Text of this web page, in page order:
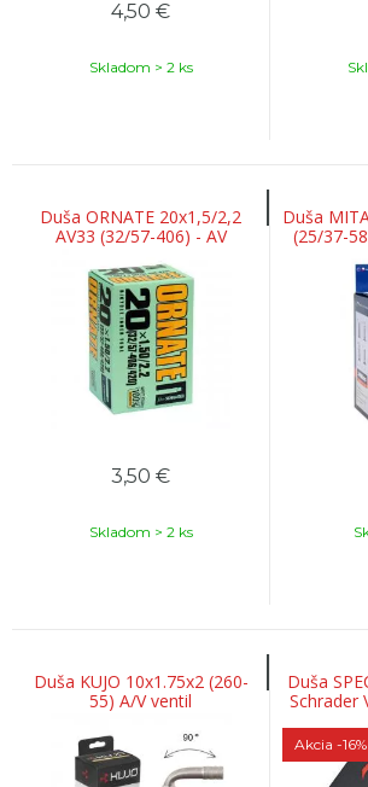
4,50 €
Skladom > 2 ks
Duša ORNATE 20x1,5/2,2
AV33 (32/57-406) - AV
3,50 €
Skladom > 2 ks
Duša
(25/37-
Duša KUJO 10x1.75x2 (260-
55) A/V ventil
Duša
Schrader
Akcia -16%